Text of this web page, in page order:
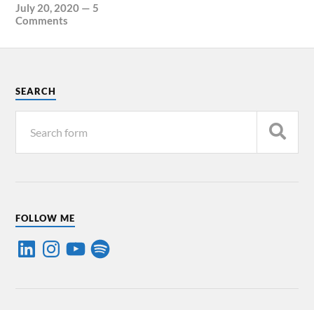
July 20, 2020 — 5
Comments
SEARCH
FOLLOW ME